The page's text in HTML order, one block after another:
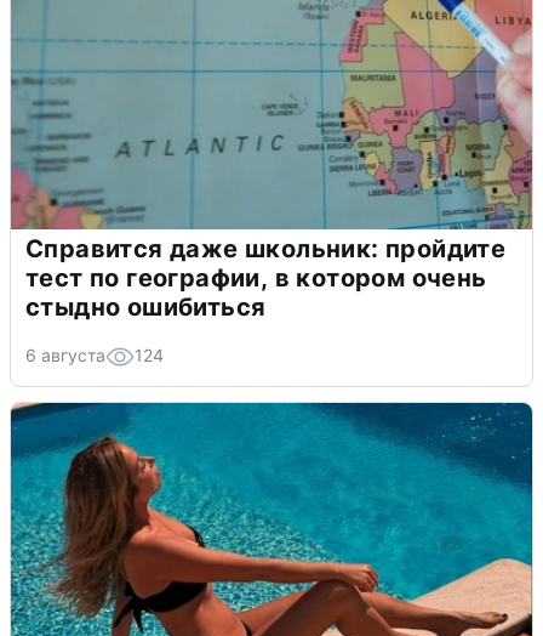
Справится даже школьник: пройдите
тест по географии, в котором очень
стыдно ошибиться
6 августа 124